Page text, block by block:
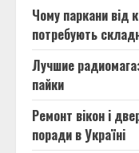
Чому паркани від
потребують
Лучшие
пайки
Ремонт вікон і
поради в Україні